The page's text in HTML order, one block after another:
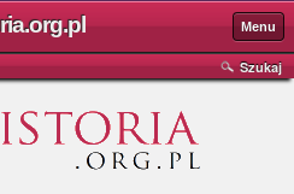
Menu
Szukaj